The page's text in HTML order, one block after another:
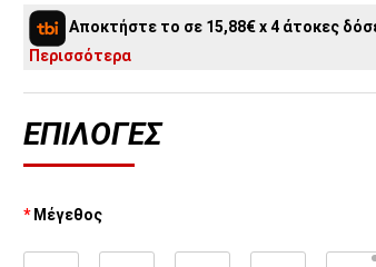
Αποκτήστε το σε 15,88€ x 4 άτοκες
Περισσότερα
ΕΠΙΛΟΓΈΣ
Μέγεθος